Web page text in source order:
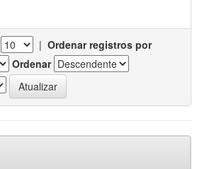
| Ordenar registros por
Ordenar